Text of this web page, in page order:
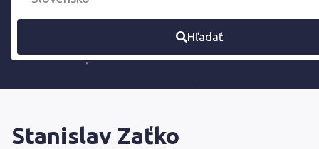
Hľadať
Stanislav Zaťko